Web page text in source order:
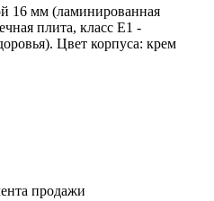
16 мм (ламинированная
плита, класс E1 -
Цвет корпуса: крем
продажи